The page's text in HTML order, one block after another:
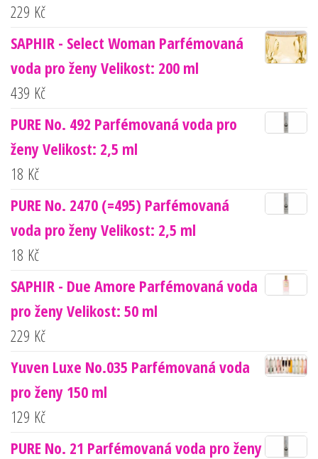
229 Kč
SAPHIR - Select Woman Parfémovaná
voda pro ženy Velikost: 200 ml
439 Kč
PURE No. 492 Parfémovaná voda pro
ženy Velikost: 2,5 ml
18 Kč
PURE No. 2470 (=495) Parfémovaná
voda pro ženy Velikost: 2,5 ml
18 Kč
SAPHIR - Due Amore Parfémovaná voda
pro ženy Velikost: 50 ml
229 Kč
Yuven Luxe No.035 Parfémovaná voda
pro ženy 150 ml
129 Kč
PURE No. 21 Parfémovaná voda pro ženy